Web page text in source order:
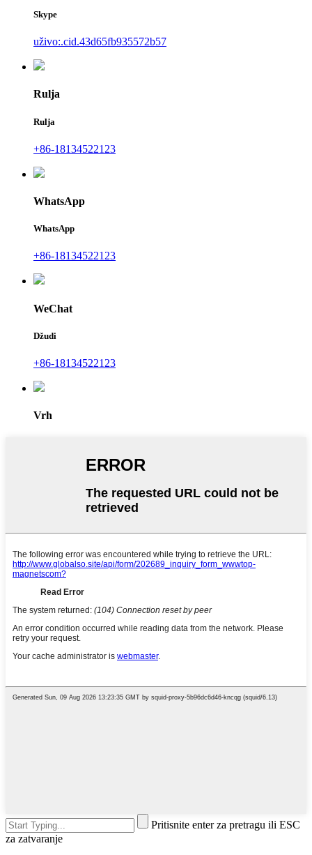
Skype
uživo:.cid.43d65fb935572b57
Rulja
Rulja
+86-18134522123
WhatsApp
WhatsApp
+86-18134522123
WeChat
Džudi
+86-18134522123
Vrh
Pritisnite enter za pretragu ili ESC
za zatvaranje